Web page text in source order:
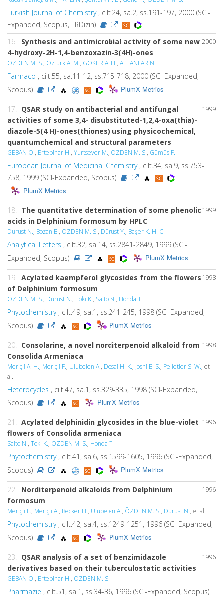
Turkish Journal of Chemistry, cilt.24, sa.2, ss.191-197, 2000 (SCI-
Expanded, Scopus, TRDizin)
2000
16. Synthesis and antimicrobial activity of some new
4-hydroxy-2H-1,4-benzoxazin-3(4H)-ones
ÖZDEN M. S., Öztürk A. M., GÖKER A. H., ALTANLAR N.
Farmaco , cilt.55, sa.11-12, ss.715-718, 2000 (SCI-Expanded,
Scopus)
PlumX Metrics
1999
17. QSAR study on antibacterial and antifungal
activities of some 3,4- disubstituted-1,2,4-oxa(thia)-
diazole-5(4 H)-ones(thiones) using physicochemical,
quantumchemical and structural parameters
GEBAN Ö., Ertepinar H., Yurtsever M., ÖZDEN M. S., Gümüs F.
European Journal of Medicinal Chemistry, cilt.34, sa.9, ss.753-
758, 1999 (SCI-Expanded, Scopus)
PlumX Metrics
1999
18. The quantitative determination of some phenolic
acids in Delphinium formosum by HPLC
Dürüst N., Bozan B., ÖZDEN M. S., Dürüst Y., Başer K. H. C.
Analytical Letters , cilt.32, sa.14, ss.2841-2849, 1999 (SCI-
Expanded, Scopus)
PlumX Metrics
1998
19. Acylated kaempferol glycosides from the flowers
of Delphinium formosum
ÖZDEN M. S., Dürüst N., Toki K., Saito N., Honda T.
Phytochemistry, cilt.49, sa.1, ss.241-245, 1998 (SCI-Expanded,
Scopus)
PlumX Metrics
1998
20. Consolarine, a novel norditerpenoid alkaloid from
Consolida Armeniaca
Meriçli A. H., Meriçli F., Ulubelen A., Desai H. K., Joshi B. S., Pelletier S. W., et
al.
Heterocycles , cilt.47, sa.1, ss.329-335, 1998 (SCI-Expanded,
Scopus)
PlumX Metrics
1996
21. Acylated delphinidin glycosides in the blue-violet
flowers of Consolida armeniaca
Saito N., Toki K., ÖZDEN M. S., Honda T.
Phytochemistry, cilt.41, sa.6, ss.1599-1605, 1996 (SCI-Expanded,
Scopus)
PlumX Metrics
1996
22. Norditerpenoid alkaloids from Delphinium
formosum
Meriçli F., Meriçli A., Becker H., Ulubelen A., ÖZDEN M. S., Dürüst N., et al.
Phytochemistry, cilt.42, sa.4, ss.1249-1251, 1996 (SCI-Expanded,
Scopus)
PlumX Metrics
1996
23. QSAR analysis of a set of benzimidazole
derivatives based on their tuberculostatic activities
GEBAN Ö., Ertepinar H., ÖZDEN M. S.
Pharmazie , cilt.51, sa.1, ss.34-36, 1996 (SCI-Expanded, Scopus)